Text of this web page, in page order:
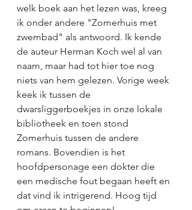
welk boek aan het lezen was, kreeg
ik onder andere "Zomerhuis met
zwembad" als antwoord. Ik kende
de auteur Herman Koch wel al van
naam, maar had tot hier toe nog
niets van hem gelezen. Vorige week
keek ik tussen de
dwarsliggerboekjes in onze lokale
bibliotheek en toen stond
Zomerhuis tussen de andere
romans. Bovendien is het
hoofdpersonage een dokter die
een medische fout begaan heeft en
dat vind ik intrigerend. Hoog tijd